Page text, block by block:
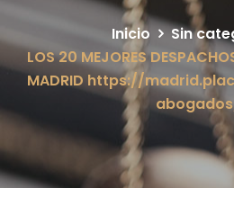
Inicio
Sin
LOS 20 MEJORES
MADRID https://